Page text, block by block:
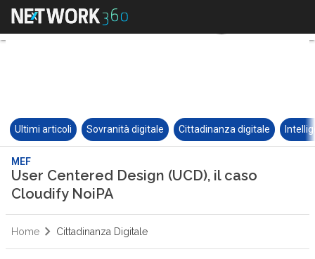
Ultimi articoli Sovranità digitale Cittadinanza digitale
MEF
User Centered Design (UCD), il caso
Cloudify NoiPA
Home Cittadinanza Digitale